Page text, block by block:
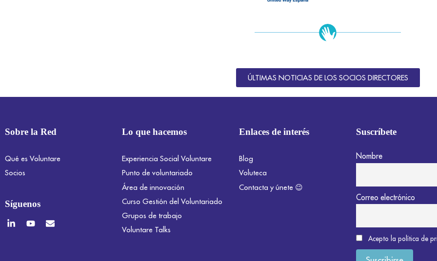
ÚLTIMAS NOTICIAS DE LOS SOCIOS DIRECTORES
Sobre la Red
Qué es Voluntare
Socios
Síguenos
Lo que hacemos
Experiencia Social Voluntare
Punto de voluntariado
Área de innovación
Curso Gestión del Voluntariado
Grupos de trabajo
Voluntare Talks
Enlaces de interés
Blog
Voluteca
Contacta y únete 😉
Suscríbete
Nombre
Correo electrónico
Acepto la política de